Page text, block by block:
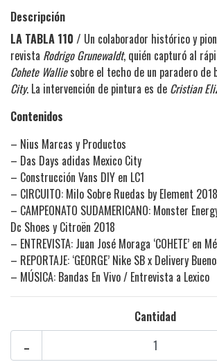
Descripción
LA TABLA 110 / Un colaborador histórico y
revista Rodrigo Grunewaldt, quién capturó al
Cohete Walliesobre el techo de un paradero de
City. La intervención de pintura es de Cristian
Contenidos
– Nius Marcas y Productos
– Das Days adidas Mexico City
– Construcción Vans DIY en LC1
– CIRCUITO: Milo Sobre Ruedas by Element 2018
– CAMPEONATO SUDAMERICANO: Monster
Dc Shoes y Citroën 2018
– ENTREVISTA: Juan José Moraga ‘COHETE’ en
– REPORTAJE: ‘GEORGE’ Nike SB x Delivery
– MÚSICA: Bandas En Vivo / Entrevista a Lexico
Cantidad
-